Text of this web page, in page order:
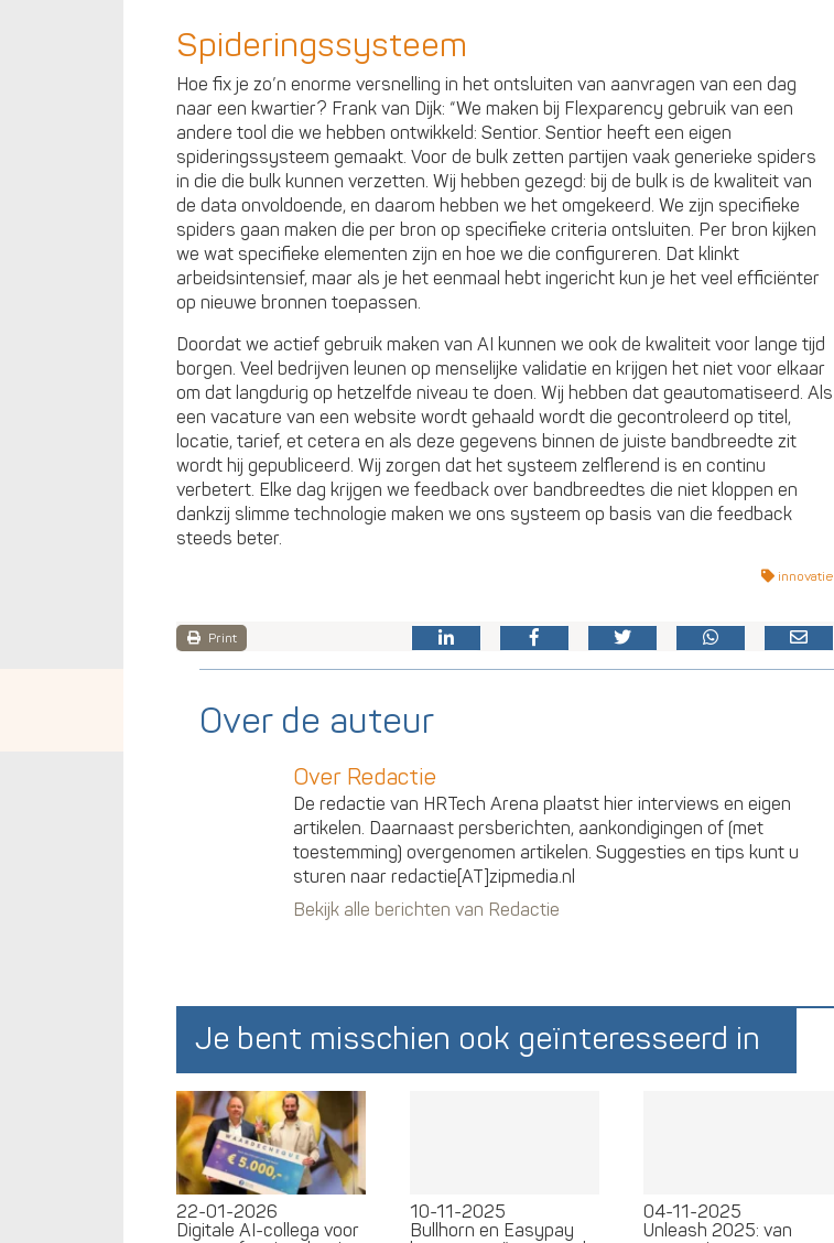
Spideringssysteem
Hoe fix je zo’n enorme versnelling in het ontsluiten van aanvragen van een dag
naar een kwartier? Frank van Dijk: “We maken bij Flexparency gebruik van een
andere tool die we hebben ontwikkeld: Sentior. Sentior heeft een eigen
spideringssysteem gemaakt. Voor de bulk zetten partijen vaak generieke spiders
in die die bulk kunnen verzetten. Wij hebben gezegd: bij de bulk is de kwaliteit van
de data onvoldoende, en daarom hebben we het omgekeerd. We zijn specifieke
spiders gaan maken die per bron op specifieke criteria ontsluiten. Per bron kijken
we wat specifieke elementen zijn en hoe we die configureren. Dat klinkt
arbeidsintensief, maar als je het eenmaal hebt ingericht kun je het veel efficiënter
op nieuwe bronnen toepassen.
Doordat we actief gebruik maken van AI kunnen we ook de kwaliteit voor lange tijd
borgen. Veel bedrijven leunen op menselijke validatie en krijgen het niet voor elkaar
om dat langdurig op hetzelfde niveau te doen. Wij hebben dat geautomatiseerd. Als
een vacature van een website wordt gehaald wordt die gecontroleerd op titel,
locatie, tarief, et cetera en als deze gegevens binnen de juiste bandbreedte zit
wordt hij gepubliceerd. Wij zorgen dat het systeem zelflerend is en continu
verbetert. Elke dag krijgen we feedback over bandbreedtes die niet kloppen en
dankzij slimme technologie maken we ons systeem op basis van die feedback
steeds beter.
innovatie
Print
Over de auteur
Over Redactie
De redactie van HRTech Arena plaatst hier interviews en eigen
artikelen. Daarnaast persberichten, aankondigingen of (met
toestemming) overgenomen artikelen. Suggesties en tips kunt u
sturen naar redactie[AT]zipmedia.nl
Bekijk alle berichten van Redactie
Je bent misschien ook geïnteresseerd in
22-01-2026
Digitale AI-collega voor
10-11-2025
Bullhorn en Easypay
04-11-2025
Unleash 2025: van